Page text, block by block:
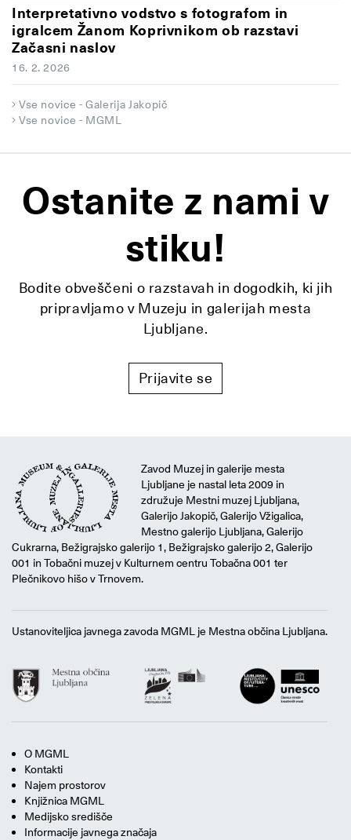
Interpretativno vodstvo s fotografom in
igralcem Žanom Koprivnikom ob razstavi
Začasni naslov
16. 2. 2026
Vse novice - Galerija Jakopič
Vse novice - MGML
Ostanite z nami v
stiku!
Bodite obveščeni o razstavah in dogodkih, ki jih
pripravljamo v Muzeju in galerijah mesta
Ljubljane.
Prijavite se
Zavod Muzej in galerije mesta
Ljubljane je nastal leta 2009 in
združuje Mestni muzej Ljubljana,
Galerijo Jakopič, Galerijo Vžigalica,
Mestno galerijo Ljubljana, Galerijo
Cukrarna, Bežigrajsko galerijo 1, Bežigrajsko galerijo 2, Galerijo
001 in Tobačni muzej v Kulturnem centru Tobačna 001 ter
Plečnikovo hišo v Trnovem.
Ustanoviteljica javnega zavoda MGML je Mestna občina Ljubljana.
O MGML
Kontakti
Najem prostorov
Knjižnica MGML
Medijsko središče
Informacije javnega značaja